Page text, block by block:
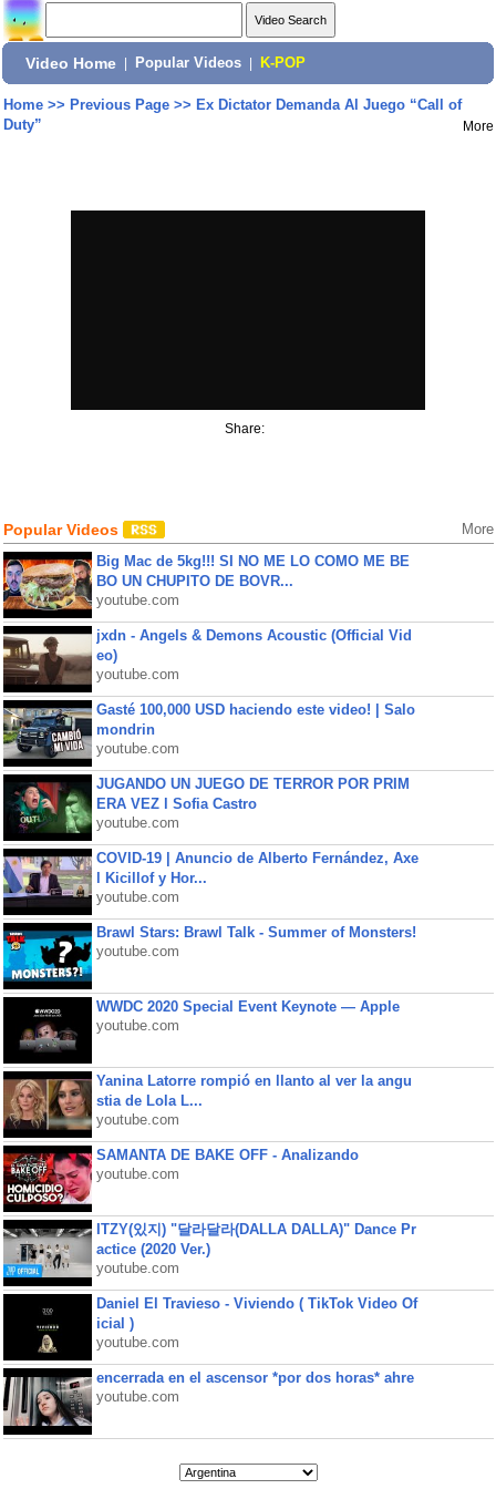
Video Home Popular Videos K-POP
Home>> Previous Page>> Ex Dictator Demanda Al Juego “Call of
Duty”
More
Share:
Popular Videos More
Big Mac de 5kg!!! SI NO ME LO COMO ME BE
BO UN CHUPITO DE BOVR...
youtube.com
jxdn - Angels & Demons Acoustic (Official Vid
eo)
youtube.com
Gasté 100,000 USD haciendo este video! | Salo
mondrin
youtube.com
JUGANDO UN JUEGO DE TERROR POR PRIM
ERA VEZ l Sofia Castro
youtube.com
COVID-19 | Anuncio de Alberto Fernández, Axe
l Kicillof y Hor...
youtube.com
Brawl Stars: Brawl Talk - Summer of Monsters!
youtube.com
WWDC 2020 Special Event Keynote — Apple
youtube.com
Yanina Latorre rompió en llanto al ver la angu
stia de Lola L...
youtube.com
SAMANTA DE BAKE OFF - Analizando
youtube.com
ITZY(있지) "달라달라(DALLA DALLA)" Dance Pr
actice (2020 Ver.)
youtube.com
Daniel El Travieso - Viviendo ( TikTok Video Of
icial )
youtube.com
encerrada en el ascensor *por dos horas* ahre
youtube.com